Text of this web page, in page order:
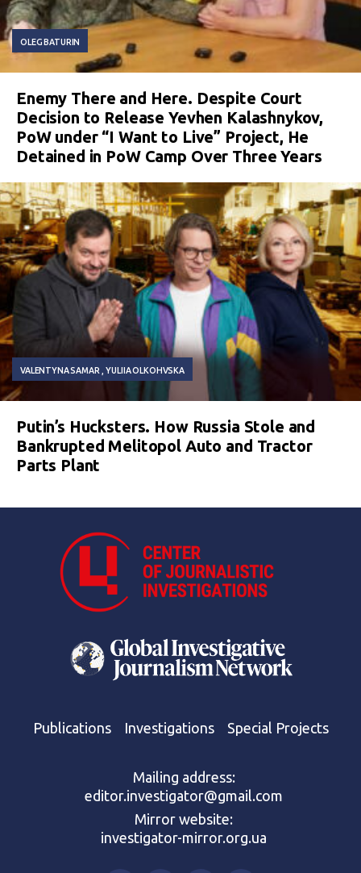
OLEG BATURIN
Enemy There and Here. Despite Court
Decision to Release Yevhen Kalashnykov,
PoW under “I Want to Live” Project, He
Detained in PoW Camp Over Three Years
VALENTYNA SAMAR YULIIA OLKOHVSKA
Putin’s Hucksters. How Russia Stole and
Bankrupted Melitopol Auto and Tractor
Parts Plant
Publications Investigations Special Projects
Mailing address:
editor.investigator@gmail.com
Mirror website:
investigator-mirror.org.ua